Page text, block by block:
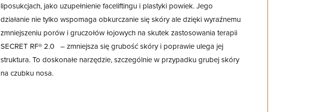
liposukcjach, jako uzupełnienie faceliftingu i plastyki powiek. Jego
działanie nie tylko wspomaga obkurczanie się skóry ale dzięki wyraźnemu
zmniejszeniu porów i gruczołów łojowych na skutek zastosowania terapii
SECRET RF® 2.0
– zmniejsza się grubość skóry i poprawie ulega jej
struktura. To doskonałe narzędzie, szczególnie w przypadku grubej skóry
na czubku nosa.